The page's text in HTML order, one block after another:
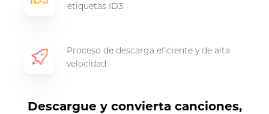
etiquetas ID3
Proceso de descarga eficiente y de alta
velocidad
Descargue y convierta canciones,